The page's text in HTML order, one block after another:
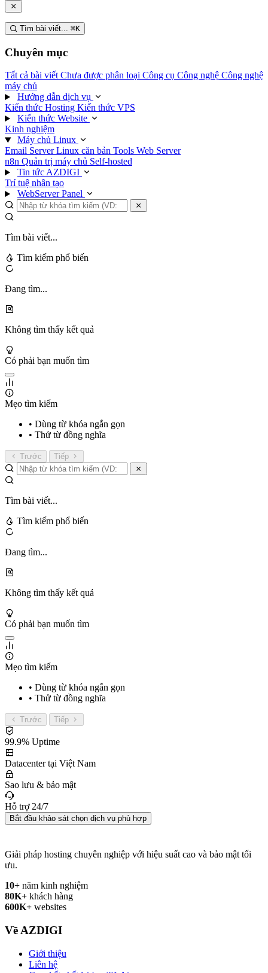
Tìm bài viết... ⌘K
Chuyên mục
Tất cả bài viết Chưa được phân loại Công cụ Công nghệ Công nghệ
máy chủ
Hướng dẫn dịch vụ
Kiến thức Hosting Kiến thức VPS
Kiến thức Website
Kinh nghiệm
Máy chủ Linux
Email ServerLinux căn bản Tools Web Server
n8n Quản trị máy chủ Self-hosted
Tin tức AZDIGI
Trí tuệ nhân tạo
WebServer Panel
Tìm bài viết...
Tìm kiếm phổ biến
Đang tìm...
Không tìm thấy kết quả
Có phải bạn muốn tìm
Mẹo tìm kiếm
• Dùng từ khóa ngắn gọn
• Thử từ đồng nghĩa
Trước Tiếp
Tìm bài viết...
Tìm kiếm phổ biến
Đang tìm...
Không tìm thấy kết quả
Có phải bạn muốn tìm
Mẹo tìm kiếm
• Dùng từ khóa ngắn gọn
• Thử từ đồng nghĩa
Trước Tiếp
99.9% Uptime
Datacenter tại Việt Nam
Sao lưu & bảo mật
Hỗ trợ 24/7
Bắt đầu khảo sát chọn dịch vụ phù hợp
Giải pháp hosting chuyên nghiệp với hiệu suất cao và bảo mật tối
ưu.
10+ năm kinh nghiệm
80K+ khách hàng
600K+ websites
Về AZDIGI
Giới thiệu
Liên hệ